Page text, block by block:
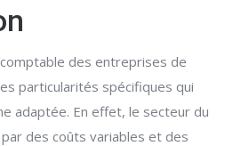
des entreprises de
particularités spécifiques qui
adaptée. En effet, le secteur du
des coûts variables et des